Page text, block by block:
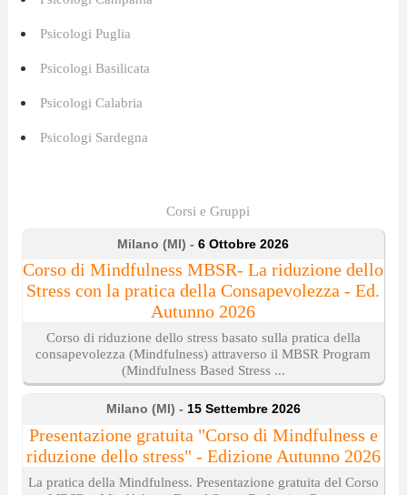
Psicologi Puglia
Psicologi Basilicata
Psicologi Calabria
Psicologi Sardegna
Corsi e Gruppi
Milano (MI) -6 Ottobre 2026
Corso di Mindfulness MBSR- La riduzione dello
Stress con la pratica della Consapevolezza - Ed.
Autunno 2026
Corso di riduzione dello stress basato sulla pratica della
consapevolezza (Mindfulness) attraverso il MBSR Program
(Mindfulness Based Stress ...
Milano (MI) - 15 Settembre 2026
Presentazione gratuita "Corso di Mindfulness e
riduzione dello stress" - Edizione Autunno 2026
La pratica della Mindfulness. Presentazione gratuita del Corso